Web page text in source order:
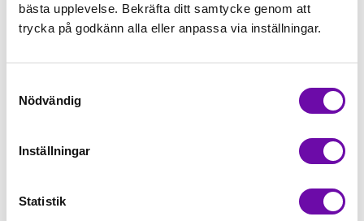
bästa upplevelse. Bekräfta ditt samtycke genom att
trycka på godkänn alla eller anpassa via inställningar.
Nödvändig
Inställningar
Statistik
Enfärgat matchande +49,00kr
Finns i lager